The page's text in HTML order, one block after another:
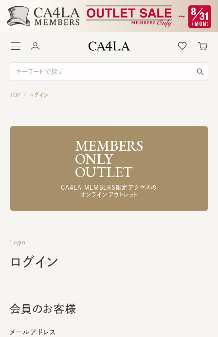
TOP / ログイン
MEMBERS
ONLY
OUTLET
CA4LA MEMBERS限定アクセスの
オンラインアウトレット
Login
ログイン
会員のお客様
メールアドレス